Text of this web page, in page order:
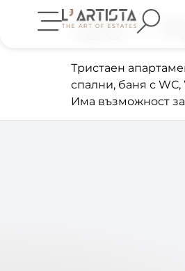
120 –
Тристаен
спални, баня с
Има възможност